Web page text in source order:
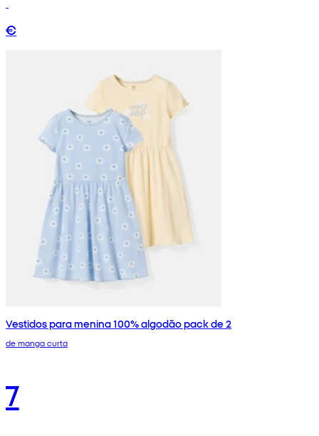
€
Vestidos para menina 100% algodão pack de 2
de manga curta
7